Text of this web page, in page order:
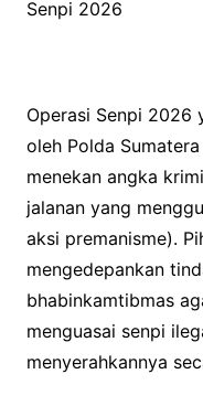
Senpi 2026
Operasi Senpi 2026
oleh Polda
menekan angka
jalanan yang
aksi premanisme).
mengedepankan
bhabinkamtibmas
menguasai senpi
menyerahkannya